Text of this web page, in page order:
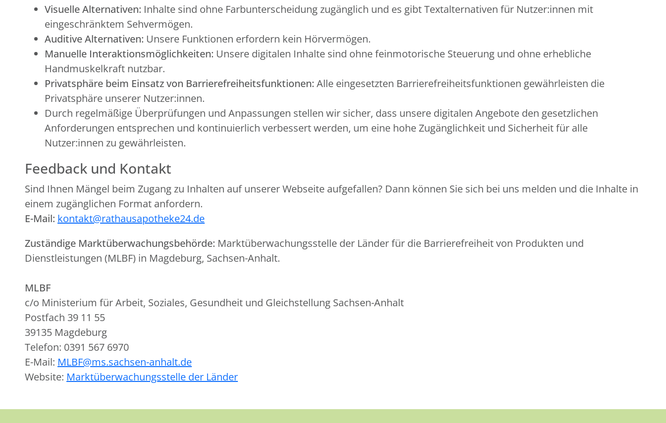
Visuelle Alternativen: Inhalte sind ohne Farbunterscheidung zugänglich und es gibt Textalternativen für Nutzer:innen mit
eingeschränktem Sehvermögen.
Auditive Alternativen: Unsere Funktionen erfordern kein Hörvermögen.
Manuelle Interaktionsmöglichkeiten: Unsere digitalen Inhalte sind ohne feinmotorische Steuerung und ohne erhebliche
Handmuskelkraft nutzbar.
Privatsphäre beim Einsatz von Barrierefreiheitsfunktionen: Alle eingesetzten Barrierefreiheitsfunktionen gewährleisten die
Privatsphäre unserer Nutzer:innen.
Durch regelmäßige Überprüfungen und Anpassungen stellen wir sicher, dass unsere digitalen Angebote den gesetzlichen
Anforderungen entsprechen und kontinuierlich verbessert werden, um eine hohe Zugänglichkeit und Sicherheit für alle
Nutzer:innen zu gewährleisten.
Feedback und Kontakt
Sind Ihnen Mängel beim Zugang zu Inhalten auf unserer Webseite aufgefallen? Dann können Sie sich bei uns melden und die Inhalte in
einem zugänglichen Format anfordern.
E-Mail: kontakt@rathausapotheke24.de
Zuständige Marktüberwachungsbehörde: Marktüberwachungsstelle der Länder für die Barrierefreiheit von Produkten und
Dienstleistungen (MLBF) in Magdeburg, Sachsen-Anhalt.
MLBF
c/o Ministerium für Arbeit, Soziales, Gesundheit und Gleichstellung Sachsen-Anhalt
Postfach 39 11 55
39135 Magdeburg
Telefon: 0391 567 6970
E-Mail: MLBF@ms.sachsen-anhalt.de
Website: Marktüberwachungsstelle der Länder